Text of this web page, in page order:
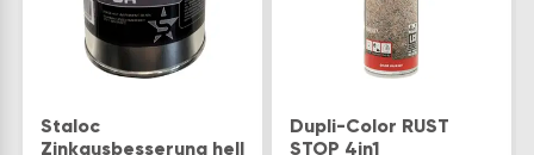
Staloc
Zinkausbesserung hell
Dupli-Color RUST
STOP 4in1